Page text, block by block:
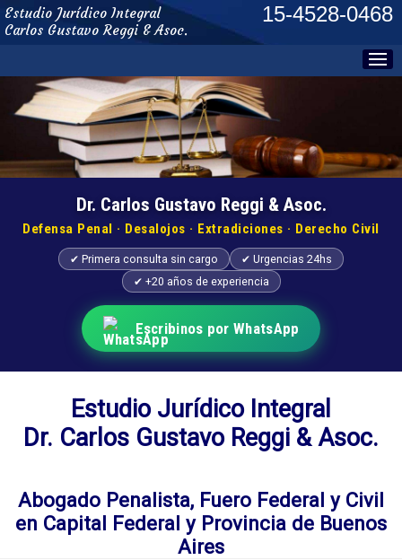
Estudio Jurídico Integral
Carlos Gustavo Reggi & Asoc.
15-4528-0468
Dr. Carlos Gustavo Reggi & Asoc.
Defensa Penal · Desalojos · Extradiciones · Derecho Civil
✔ Primera consulta sin cargo
✔ Urgencias 24hs
✔ +20 años de experiencia
Escribinos por WhatsApp
Estudio Jurídico Integral
Dr. Carlos Gustavo Reggi & Asoc.
Abogado Penalista, Fuero Federal y Civil
en Capital Federal y Provincia de Buenos
Aires